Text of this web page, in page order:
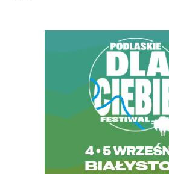
Telefony, telefaksy, urządzenia
Tytoń, artykuły tytoniowe(17)
Wojskowe artykuły, militaria(2)
Wyposażenie salonów